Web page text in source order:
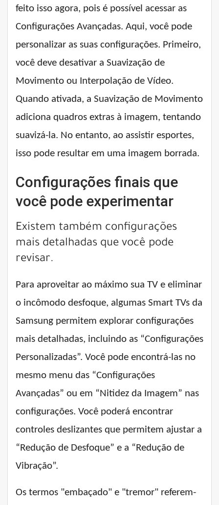
feito isso agora, pois é possível acessar as
Configurações Avançadas. Aqui, você pode
personalizar as suas configurações. Primeiro,
você deve desativar a Suavização de
Movimento ou Interpolação de Vídeo.
Quando ativada, a Suavização de Movimento
adiciona quadros extras à imagem, tentando
suavizá-la. No entanto, ao assistir esportes,
isso pode resultar em uma imagem borrada.
Configurações finais que
você pode experimentar
Existem também configurações
mais detalhadas que você pode
revisar.
Para aproveitar ao máximo sua TV e eliminar
o incômodo desfoque, algumas Smart TVs da
Samsung permitem explorar configurações
mais detalhadas, incluindo as “Configurações
Personalizadas”. Você pode encontrá-las no
mesmo menu das “Configurações
Avançadas” ou em “Nitidez da Imagem” nas
configurações. Você poderá encontrar
controles deslizantes que permitem ajustar a
“Redução de Desfoque” e a “Redução de
Vibração”.
Os termos "embaçado" e "tremor" referem-